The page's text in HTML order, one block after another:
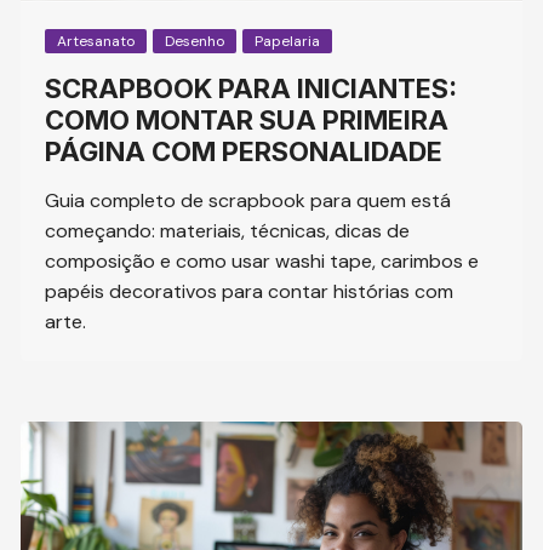
Artesanato Desenho Papelaria
SCRAPBOOK PARA INICIANTES:
COMO MONTAR SUA PRIMEIRA
PÁGINA COM PERSONALIDADE
Guia completo de scrapbook para quem está
começando: materiais, técnicas, dicas de
composição e como usar washi tape, carimbos e
papéis decorativos para contar histórias com
arte.